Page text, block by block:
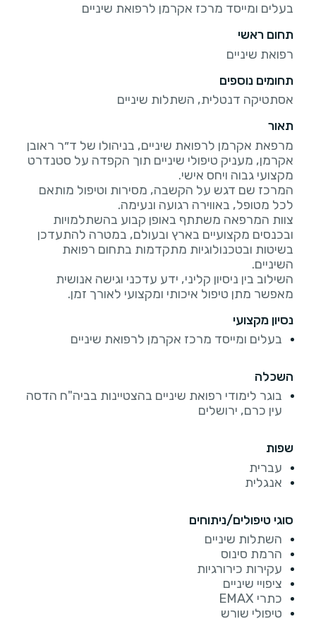
בעלים ומייסד מרכז אקרמן לרפואת שיניים
תחום ראשי
רפואת שיניים
תחומים נוספים
אסתטיקה דנטלית, השתלות שיניים
תאור
מרפאת אקרמן לרפואת שיניים, בניהולו של ד״ר ראובן
אקרמן, מעניק טיפולי שיניים תוך הקפדה על סטנדרט
המרכז שם דגש על הקשבה, מסירות וטיפול מותאם
צוות המרפאה משתתף באופן קבוע בהשתלמויות
ובכנסים מקצועיים בארץ ובעולם, במטרה להתעדכן
בשיטות ובטכנולוגיות מתקדמות בתחום רפואת
השילוב בין ניסיון קליני, ידע עדכני וגישה אנושית
מאפשר מתן טיפול איכותי ומקצועי לאורך זמן.
נסיון מקצועי
בעלים ומייסד מרכז אקרמן לרפואת שיניים
השכלה
בוגר לימודי רפואת שיניים בהצטיינות בביה"ח הדסה
עין כרם, ירושלים
שפות
עברית
אנגלית
סוגי טיפולים/ניתוחים
השתלות שיניים
הרמת סינוס
עקירות כירורגיות
ציפויי שיניים
כתרי EMAX
טיפולי שורש